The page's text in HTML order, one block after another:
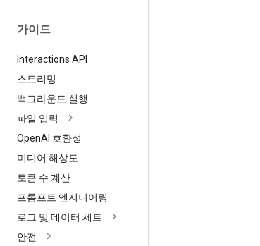
가이드
Interactions API
스트리밍
백그라운드 실행
파일 입력
OpenAI 호환성
미디어 해상도
토큰 수 계산
프롬프트 엔지니어링
로그 및 데이터 세트
안전